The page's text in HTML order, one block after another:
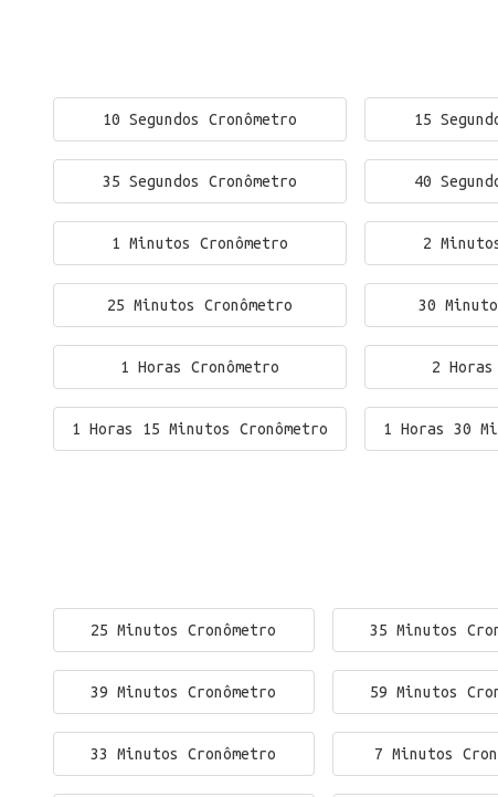
10 Segundos Cronômetro 15
35 Segundos Cronômetro 40
1 Minutos Cronômetro 2
25 Minutos Cronômetro 30
1 Horas Cronômetro 2 Horas
1 Horas 15 Minutos Cronômetro 1 Horas 30
25 Minutos Cronômetro 35 Minutos
39 Minutos Cronômetro 59 Minutos
33 Minutos Cronômetro 7 Minutos